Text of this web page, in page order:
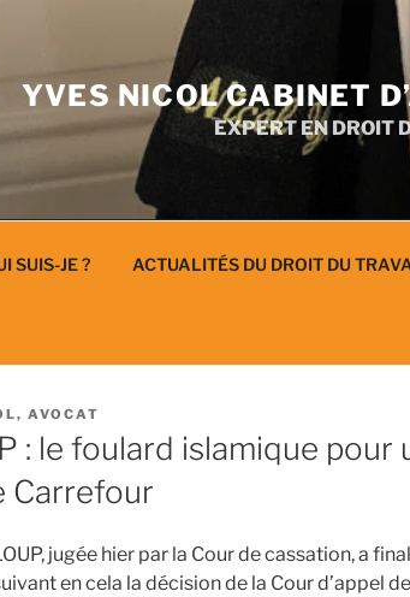
YVES NICOL CABINET
EXPERT EN DROIT
SUIS-JE ? ACTUALITÉS DU DROIT DU
AVOCAT
: le foulard islamique pour
Carrefour
jugée hier par la Cour de cassation, a
en cela la décision de la Cour d’appel